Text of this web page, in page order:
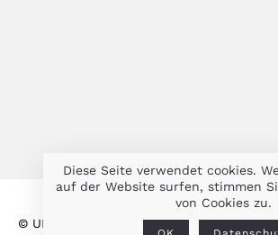
© ULRIKE KESSL 2026 IMPRESSUM
Diese Seite verwendet cookies.
auf der Website surfen, stimmen
von Cookies zu.